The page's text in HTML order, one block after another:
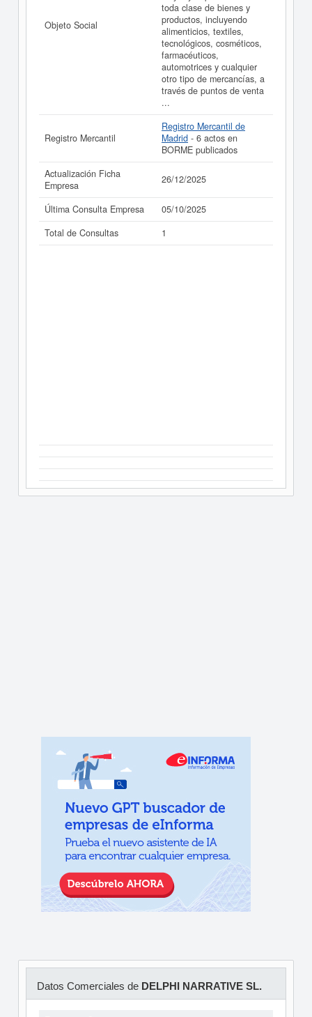
Objeto Social
toda clase de bienes y
productos, incluyendo
alimenticios, textiles,
tecnológicos, cosméticos,
farmacéuticos,
automotrices y cualquier
otro tipo de mercancías, a
través de puntos de venta
...
Registro Mercantil
Registro Mercantil de
Madrid - 6 actos en
BORME publicados
Actualización Ficha
Empresa
26/12/2025
Última Consulta Empresa
05/10/2025
Total de Consultas
1
Datos Comerciales de DELPHI NARRATIVE SL.